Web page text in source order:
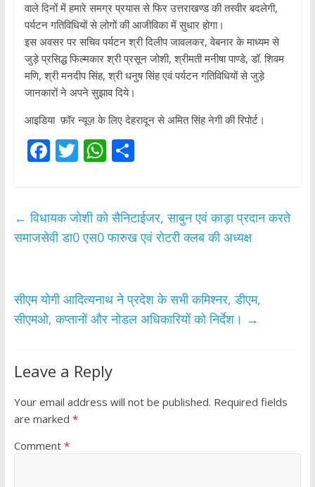
वाले दिनों में हमारे समग्र प्रयास से फिर उत्तराखण्ड की तस्वीर बदलेगी,
पर्यटन गतिविधियों से लोगों की आजीविका में सुधार होगा।
इस अवसर पर सचिव पर्यटन श्री दिलीप जावलकर, वेबनार के माध्यम से
जुड़े प्रसिद्ध फिल्मकार श्री प्रसून जोशी, श्रीमती मनीषा पाण्डे, डॉ. शिवम
मणि, श्री मनदीप सिंह, श्री धनुष सिंह एवं पर्यटन गतिविधियों से जुड़े
जानकारों ने अपने सुझाव दिये।
आइडिया फ़ॉर न्यूज़ के लिए देहरादून से अमित सिंह नेगी की रिपोर्ट।
F
b
o
k
T
er
W
s
A
p
S
e
← विधायक जोशी को सैनिटाईजर, साबुन एवं काड़ा प्रदान करते
समाजसेवी डा0 एस0 फारुख एवं रोटरी क्लब की अध्यक्ष
सीएम योगी आदित्यनाथ ने प्रदेश के सभी कमिश्नर, डीएम,
सीएमओ, कप्तानों और नोडल अधिकारियों को निर्देश। →
Leave a Reply
Your email address will not be published. Required fields
are marked *
Comment *